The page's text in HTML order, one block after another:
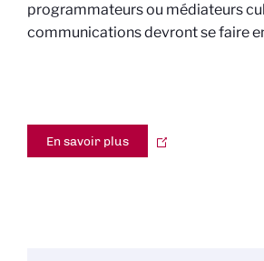
programmateurs ou médiateurs
communications devront se faire
En savoir plus